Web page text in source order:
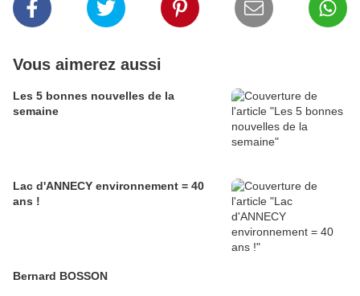
Vous aimerez aussi
Les 5 bonnes nouvelles de la
semaine
Lac d'ANNECY environnement = 40
ans !
Bernard BOSSON